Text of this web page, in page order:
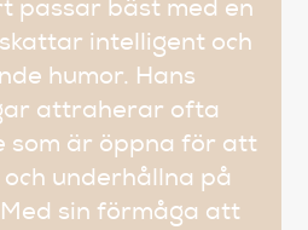
passar bäst med en
intelligent och
humor. Hans
attraherar ofta
som är öppna för att
underhållna på
sin förmåga att